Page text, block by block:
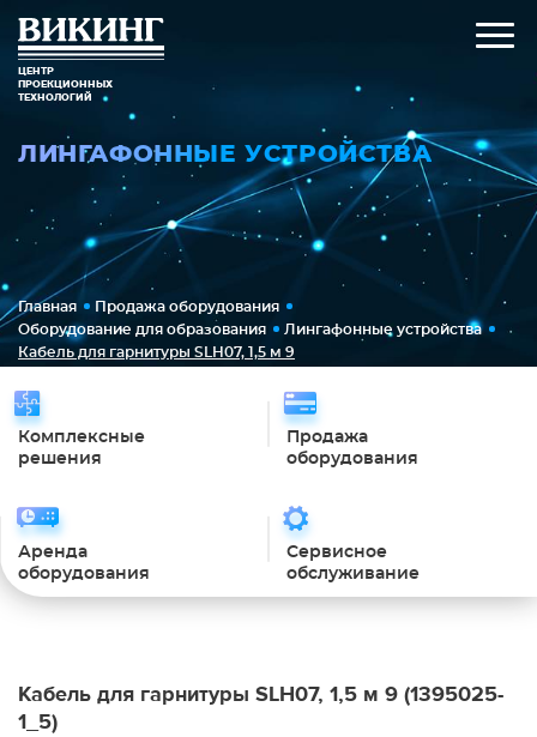
ЦЕНТР
ПРОЕКЦИОННЫХ
ТЕХНОЛОГИЙ
ЛИНГАФОННЫЕ УСТРОЙСТВА
Главная
Продажа оборудования
Оборудование для образования
Лингафонные устройства
Кабель для гарнитуры SLH07, 1,5 м 9
Комплексные
решения
Продажа
оборудования
Аренда
оборудования
Сервисное
обслуживание
Кабель для гарнитуры SLH07, 1,5 м 9 (1395025-
1_5)